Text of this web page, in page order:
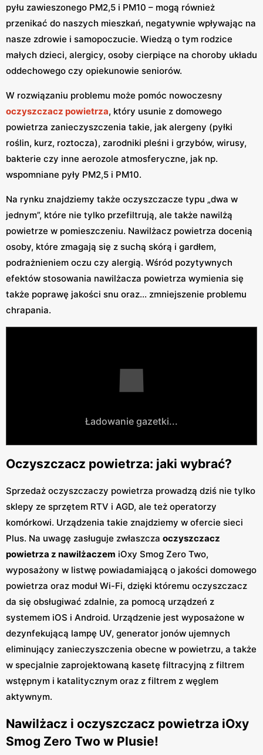
pyłu zawieszonego PM2,5 i PM10 – mogą również
przenikać do naszych mieszkań, negatywnie wpływając na
nasze zdrowie i samopoczucie. Wiedzą o tym rodzice
małych dzieci, alergicy, osoby cierpiące na choroby układu
oddechowego czy opiekunowie seniorów.
W rozwiązaniu problemu może pomóc nowoczesny
oczyszczacz powietrza, który usunie z domowego
powietrza zanieczyszczenia takie, jak alergeny (pyłki
roślin, kurz, roztocza), zarodniki pleśni i grzybów, wirusy,
bakterie czy inne aerozole atmosferyczne, jak np.
wspomniane pyły PM2,5 i PM10.
Na rynku znajdziemy także oczyszczacze typu „dwa w
jednym”, które nie tylko przefiltrują, ale także nawilżą
powietrze w pomieszczeniu. Nawilżacz powietrza docenią
osoby, które zmagają się z suchą skórą i gardłem,
podrażnieniem oczu czy alergią. Wśród pozytywnych
efektów stosowania nawilżacza powietrza wymienia się
także poprawę jakości snu oraz... zmniejszenie problemu
chrapania.
Ładowanie gazetki...
Oczyszczacz powietrza: jaki wybrać?
Sprzedaż oczyszczaczy powietrza prowadzą dziś nie tylko
sklepy ze sprzętem RTV i AGD, ale też operatorzy
komórkowi. Urządzenia takie znajdziemy w ofercie sieci
Plus. Na uwagę zasługuje zwłaszcza oczyszczacz
powietrza z nawilżaczem iOxy Smog Zero Two,
wyposażony w listwę powiadamiającą o jakości domowego
powietrza oraz moduł Wi-Fi, dzięki któremu oczyszczacz
da się obsługiwać zdalnie, za pomocą urządzeń z
systemem iOS i Android. Urządzenie jest wyposażone w
dezynfekującą lampę UV, generator jonów ujemnych
eliminujący zanieczyszczenia obecne w powietrzu, a także
w specjalnie zaprojektowaną kasetę filtracyjną z filtrem
wstępnym i katalitycznym oraz z filtrem z węglem
aktywnym.
Nawilżacz i oczyszczacz powietrza iOxy
Smog Zero Two w Plusie!